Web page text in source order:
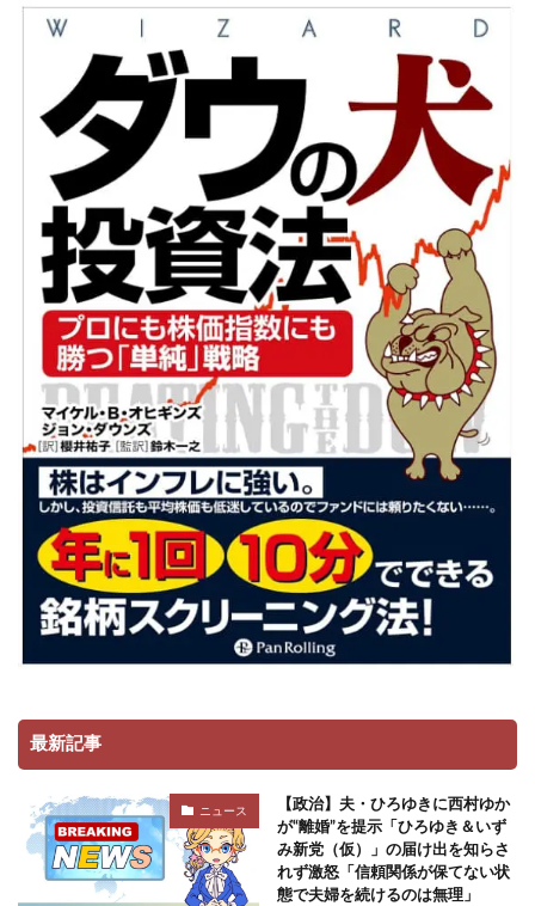
最新記事
ニュース
【政治】夫・ひろゆきに西村ゆか
が“離婚”を提示「ひろゆき＆いず
み新党（仮）」の届け出を知らさ
れず激怒「信頼関係が保てない状
態で夫婦を続けるのは無理」